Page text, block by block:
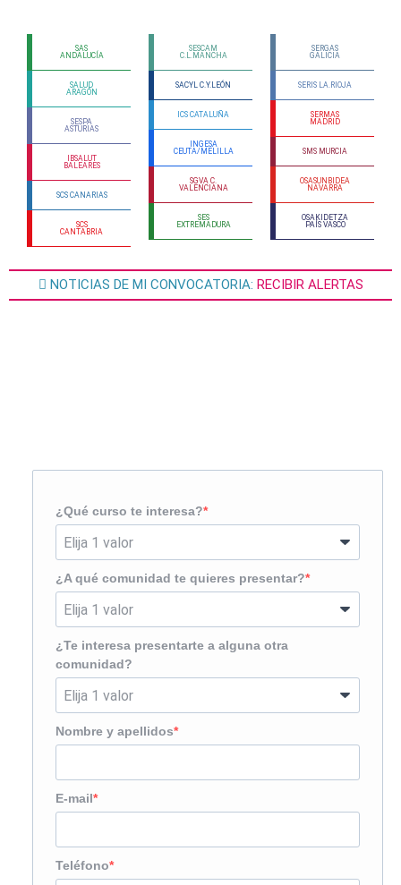
SAS
ANDALUCÍA
SALUD
ARAGÓN
SESPA
ASTURIAS
IBSALUT
BALEARES
SCS CANARIAS
SCS
CANTABRIA
SESCAM
C.L.MANCHA
SACYL C.Y.LEÓN
ICS CATALUÑA
INGESA
CEUTA/MELILLA
SGVA C.
VALENCIANA
SES
EXTREMADURA
SERGAS
GALICIA
SERIS LA.RIOJA
SERMAS
MADRID
SMS MURCIA
OSASUNBIDEA
NAVARRA
OSAKIDETZA
PAÍS VASCO
NOTICIAS DE MI CONVOCATORIA: RECIBIR ALERTAS
¿Qué curso te interesa?
¿A qué comunidad te quieres presentar?
¿Te interesa presentarte a alguna otra
comunidad?
Nombre y apellidos
E-mail
Teléfono